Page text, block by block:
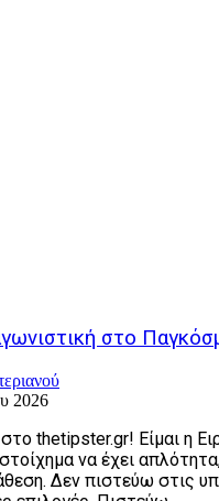
στο
2026
thetipster.gr! Είμαι η
να έχει
Δεν πιστεύω στις